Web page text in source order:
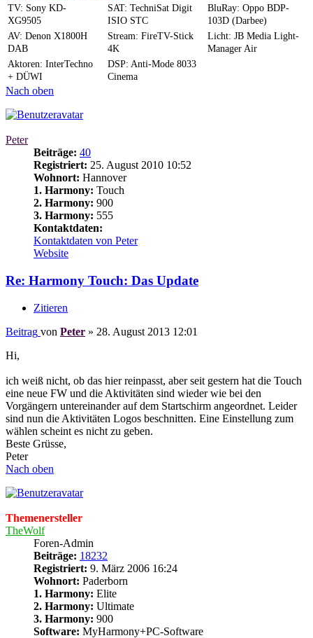
TV: Sony KD-
XG9505
SAT: TechniSat Digit
ISIO STC
BluRay: Oppo BDP-
103D (Darbee)
AV: Denon X1800H
DAB
Stream: FireTV-Stick
4K
Licht: JB Media Light-
Manager Air
Aktoren: InterTechno
+ DÜWI
DSP: Anti-Mode 8033
Cinema
Nach oben
Peter
Beiträge: 40
Registriert: 25. August 2010 10:52
Wohnort: Hannover
1. Harmony: Touch
2. Harmony: 900
3. Harmony: 555
Kontaktdaten:
Kontaktdaten von Peter
Website
Re: Harmony Touch: Das Update
Zitieren
Beitrag von Peter » 28. August 2013 12:01
Hi,
ich weiß nicht, ob das hier reinpasst, aber seit gestern hat die Touch
eine neue FW und die Aktivitäten sind wieder wie bei den
Vorgängern untereinander auf dem Startschirm angeordnet. Leider
sind nun die Aktivitäten Logos beschnitten. Eine Einstellung zum
wählen scheint es nicht zu geben.
Beste Grüsse,
Peter
Nach oben
Themenersteller
TheWolf
Foren-Admin
Beiträge: 18232
Registriert: 9. März 2006 16:24
Wohnort: Paderborn
1. Harmony: Elite
2. Harmony: Ultimate
3. Harmony: 900
Software: MyHarmony+PC-Software